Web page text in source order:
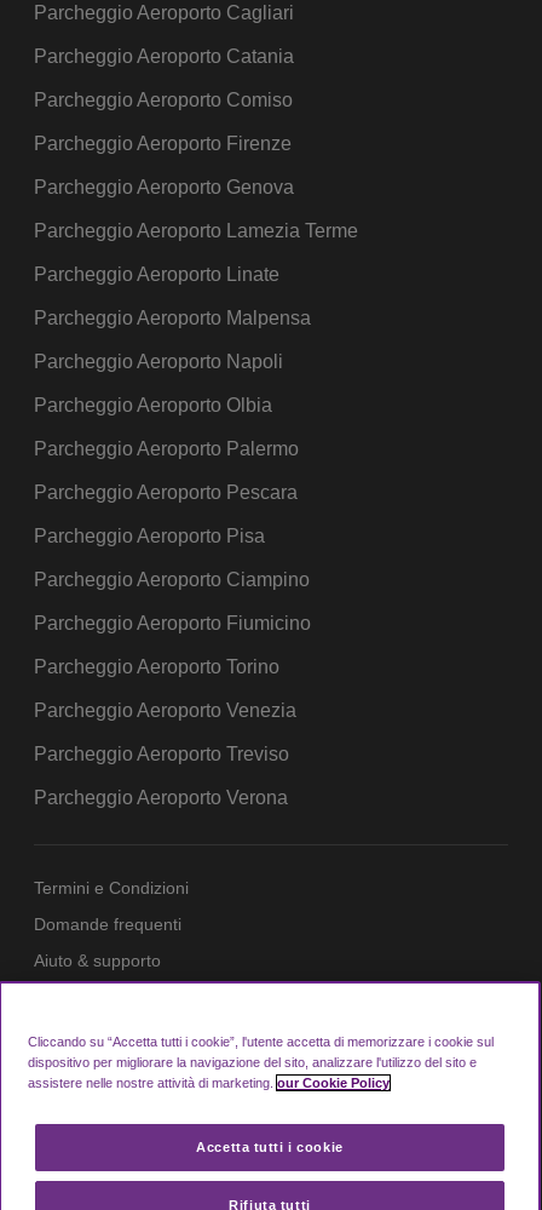
Parcheggio Aeroporto Cagliari
Parcheggio Aeroporto Catania
Parcheggio Aeroporto Comiso
Parcheggio Aeroporto Firenze
Parcheggio Aeroporto Genova
Parcheggio Aeroporto Lamezia Terme
Parcheggio Aeroporto Linate
Parcheggio Aeroporto Malpensa
Parcheggio Aeroporto Napoli
Parcheggio Aeroporto Olbia
Parcheggio Aeroporto Palermo
Parcheggio Aeroporto Pescara
Parcheggio Aeroporto Pisa
Parcheggio Aeroporto Ciampino
Parcheggio Aeroporto Fiumicino
Parcheggio Aeroporto Torino
Parcheggio Aeroporto Venezia
Parcheggio Aeroporto Treviso
Parcheggio Aeroporto Verona
Termini e Condizioni
Domande frequenti
Aiuto & supporto
Cookie Policy
Login Area Membri
Group
Cliccando su “Accetta tutti i cookie”, l'utente accetta di memorizzare i cookie sul
dispositivo per migliorare la navigazione del sito, analizzare l'utilizzo del sito e
assistere nelle nostre attività di marketing. our Cookie Policy
Rifiuta tutti
Accetta tutti i cookie